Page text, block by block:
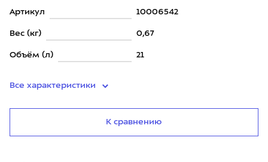
Артикул 10006542
Вес (кг) 0,67
Объём (л) 21
Все характеристики
К сравнению